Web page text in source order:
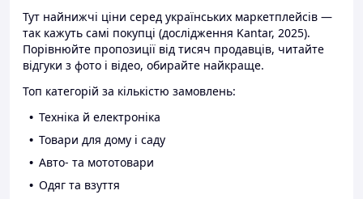
Тут найнижчі ціни серед українських маркетплейсів —
так кажуть самі покупці (дослідження Kantar, 2025).
Порівнюйте пропозиції від тисяч продавців, читайте
відгуки з фото і відео, обирайте найкраще.
Топ категорій за кількістю замовлень:
Техніка й електроніка
Товари для дому і саду
Авто- та мототовари
Одяг та взуття